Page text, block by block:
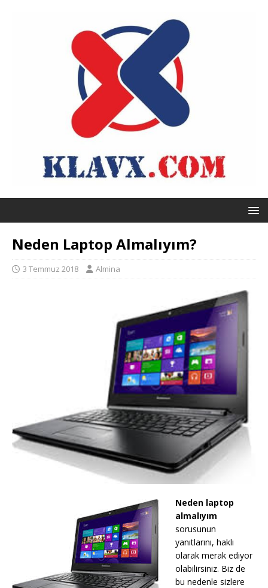
Neden Laptop Almalıyım?
3 Temmuz 2018 Almina
Neden laptop
almalıyım
sorusunun
yanıtlarını, haklı
olarak merak ediyor
olabilirsiniz. Biz de
bu nedenle sizlere